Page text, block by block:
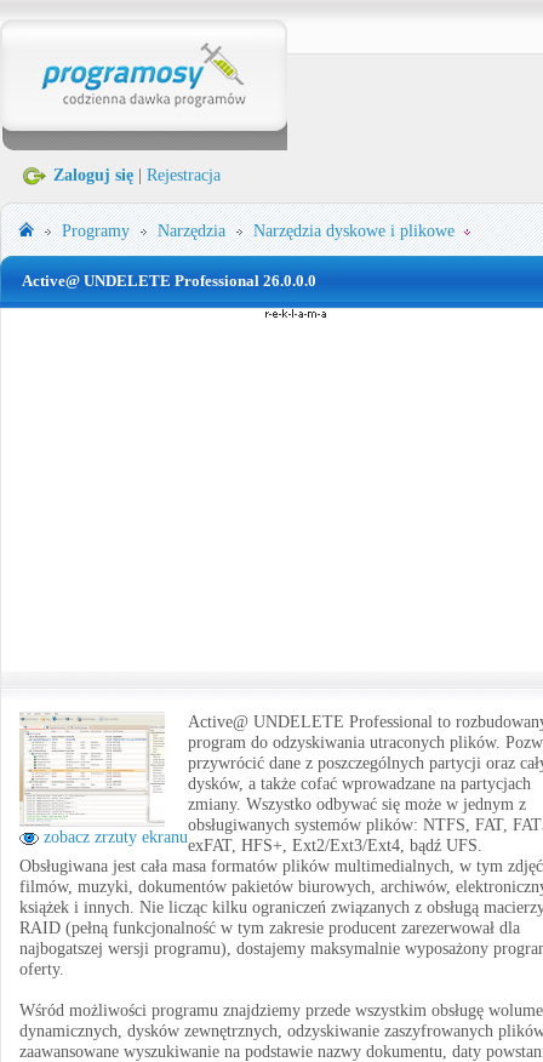
Zaloguj się Rejestracja
Programy Narzędzia Narzędzia dyskowe i plikowe
Active@ UNDELETE Professional 26.0.0.0
zobacz zrzuty ekranu
Active@ UNDELETE Professional to
program do odzyskiwania utraconych plików.
przywrócić dane z poszczególnych partycji oraz
dysków, a także cofać wprowadzane na partycjach
zmiany. Wszystko odbywać się może w jednym z
obsługiwanych systemów plików: NTFS, FAT,
exFAT, HFS+, Ext2/Ext3/Ext4, bądź UFS.
Obsługiwana jest cała masa formatów plików multimedialnych, w tym
filmów, muzyki, dokumentów pakietów biurowych, archiwów,
książek i innych. Nie licząc kilku ograniczeń związanych z obsługą
RAID (pełną funkcjonalność w tym zakresie producent zarezerwował dla
najbogatszej wersji programu), dostajemy maksymalnie wyposażony
oferty.
Wśród możliwości programu znajdziemy przede wszystkim obsługę
dynamicznych, dysków zewnętrznych, odzyskiwanie zaszyfrowanych
zaawansowane wyszukiwanie na podstawie nazwy dokumentu, daty